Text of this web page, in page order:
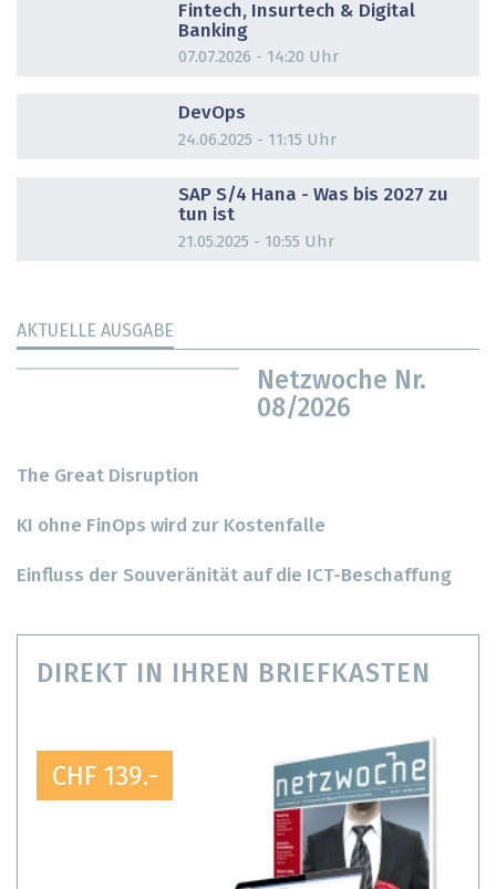
Fintech, Insurtech & Digital
Banking
07.07.2026 - 14:20 Uhr
DevOps
24.06.2025 - 11:15 Uhr
SAP S/4 Hana - Was bis 2027 zu
tun ist
21.05.2025 - 10:55 Uhr
AKTUELLE AUSGABE
Netzwoche Nr.
08/2026
The Great Disruption
KI ohne FinOps wird zur Kostenfalle
Einfluss der Souveränität auf die ICT-Beschaffung
DIREKT IN IHREN BRIEFKASTEN
CHF 139.-